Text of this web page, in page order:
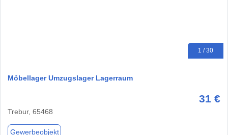
1 / 30
Möbellager Umzugslager Lagerraum
31 €
Trebur, 65468
Gewerbeobjekt